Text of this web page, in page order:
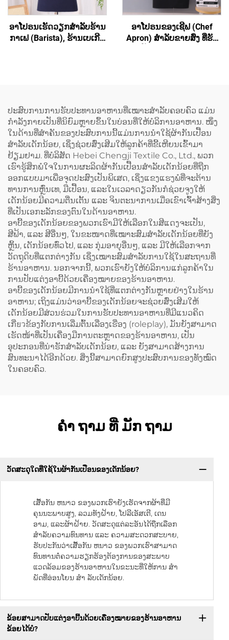
ອາໂປຣນເຮັດວຽກສຳລັບຮ້ານ
ກາເຟ (Barista), ຮ້ານເບເກີຣີ່
Back) ປະກອບດ້ວຍເສື້ອຜ້າ
ເປັນສ່ວນປະກອບຂອງ
polyester ແລະ ຜ້າຝ້າ
(Cotton) ສຳລັບທັງຜູ້ຍິງ ແລະ
ຜູ້ຊາຍ
ອາໂປຣນຂອງເຊີຟ (Chef
Apron) ສຳລັບຂາຍສົ່ງ ທີ່ຮັບ
ມີຂະໜາດຍາວຂຶ້ນ
(Extended) ປະກອບດ້ວຍຜ້າ
ແຜ່ນ (Canvas) ສີເຂັ້ມ ເຊັ່ນ:
ສີເຂັ້ມຄືສີກາເຟ (Dark
Coffee) ແລະ ມີລະບົບປັບ
ຂະໜາດໄດ້ (Adjustable)
ປະສົບການການຮັບປະທານອາຫານທີ່ເໝາະສຳລັບຄອບຄົວ ແມ່ນ
ກຳລັງກາຍເປັນທີ່ນິຍົມຫຼາຍຂຶ້ນໃນບ່ອນທີ່ໃຫ້ບໍລິການອາຫານ. ໜຶ່ງ
ໃນດ້ານທີ່ສຳຄັນຂອງປະສົບການນີ້ແມ່ນການນຳໃຊ້ຜ້າກັນເປື້ອນ
ສຳລັບເດັກນ້ອຍ, ເຊິ່ງຊ່ວຍສົ່ງເສີມໃຫ້ລູກຄ້າທີ່ຂີ້ເຫີຍນເຂົ້າມາ
ຢ້ຽມຢາມ. ທີ່ບໍລິສັດ Hebei Chengji Textile Co., Ltd., ພວກ
ເຮົາຮູ້ສຶກພໍໃຈໃນການຜະລິດຜ້າກັນເປື້ອນສຳລັບເດັກນ້ອຍທີ່ຖືກ
ອອກແບບມາເພື່ອຈຸດປະສົງເປັນພິເສດ, ເຊິ່ງແຂງແຮງພໍທີ່ຈະຕ້ານ
ທານການຫຼົ່ນເທ, ມືເປື້ອນ, ແລະໃນເວລາດຽວກັນກໍຊ່ວຍຈູງໃຫ້
ເດັກນ້ອຍມີຄວາມຕື່ນເຕັ້ນ ແລະ ຈິນຕະນາການເມື່ອເຂົາເຈົ້າສ້າງສິ່ງ
ທີ່ເປັນເອກະລັກຂອງຕົນໃນດ້ານອາຫານ.
ອາບີ້ຂອງເດັກນ້ອຍຂອງພວກເຮົາມີໃຫ້ເລືອກໃນສີແດງຈະເປັນ,
ສີຟ້າ, ແລະ ສີອື່ນໆ, ໃນຂະໜາດທີ່ເໝາະສົມສຳລັບເດັກນ້ອຍທີ່ຍັງ
ຫຼິ້ນ, ເດັກນ້ອຍທົ່ວໄປ, ແລະ ກຸ່ມອາຍຸອື່ນໆ, ແລະ ມີໃຫ້ເລືອກຈາກ
ວັດຖຸດິບທີ່ແຕກຕ່າງກັນ ເຊິ່ງເໝາະສົມສຳລັບການໃຊ້ໃນສະຖານທີ່
ຮ້ານອາຫານ. ນອກຈາກນີ້, ພວກເຮົາຍັງໃຫ້ບໍລິການແກ່ລູກຄ້າໃນ
ການປັບແຕ່ງອາບີ້ດ້ວຍເຄື່ອງໝາຍຂອງຮ້ານອາຫານ.
ອາບີ້ຂອງເດັກນ້ອຍມີການນຳໃຊ້ທີ່ແຕກຕ່າງກັນຫຼາຍຢ່າງໃນຮ້ານ
ອາຫານ; ເຖິງແມ່ນວ່າອາບີ້ຂອງເດັກນ້ອຍຈະຊ່ວຍສົ່ງເສີມໃຫ້
ເດັກນ້ອຍມີສ່ວນຮ່ວມໃນການຮັບປະທານອາຫານທີ່ມີແນວຄິດ
ເກີ່ยวຂ້ອງກັບການເລີ່ມຕົ້ນເລື່ອງເຮື່ອງ (roleplay), ມັນຍັງສາມາດ
ເຮັດໜ້າທີ່ເປັນເຄື່ອງມືການຕະຫຼາດຂອງຮ້ານອາຫານ, ເປັນ
ອຸປະກອນທີ່ນ່າຮັກສຳລັບເດັກນ້ອຍ, ແລະ ຍັງສາມາດສ້າງການ
ສົນທະນາໄດ້ອີກດ້ວຍ. ສິ່ງນີ້ສາມາດຍົກສູງປະສົບການຂອງທັງໝົດ
ໃນຄອບຄົວ.
ຄໍາ ຖາມ ທີ່ ມັກ ຖາມ
ວັດສະດຸໃດທີ່ໃຊ້ໃນຜ້າກັນເປື່ອນຂອງເດັກນ້ອຍ?
ເສື້ອກັນ ຫນາວ ຂອງພວກເຮົາຍັງເຮັດຈາກຜ້າທີ່ມີ
ຄຸນນະພາບສູງ, ລວມທັງຝ້າຍ, ໂປລີເອັສເຕີ, ເດນ
ອາມ, ແລະຜ້າຝ້າຍ. ວັດສະດຸແຕ່ລະອັນໄດ້ຖືກເລືອກ
ສໍາລັບຄວາມທົນທານ ແລະ ຄວາມສະດວກສະບາຍ,
ຮັບປະກັນວ່າເສື້ອກັນ ຫນາວ ຂອງພວກເຮົາສາມາດ
ທົນທານຕໍ່ຄວາມຮຽກຮ້ອງຕ້ອງການຂອງສະພາບ
ແວດລ້ອມຂອງຮ້ານອາຫານໃນຂະນະທີ່ໃຫ້ການ ສໍາ
ພັດທີ່ອ່ອນໂຍນ ສໍາ ລັບເດັກນ້ອຍ.
ຂ້ອຍສາມາດປັບແຕ່ງອາບີ້ນດ້ວຍເຄື່ອງໝາຍຂອງຮ້ານອາຫານ
ຂ້ອຍໄດ້ບໍ?